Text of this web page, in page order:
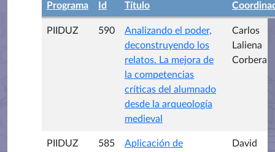
Programa Id Título
PIIDUZ 590
Analizando el poder,
deconstruyendo los
relatos. La mejora de
la competencias
críticas del alumnado
desde la arqueología
medieval
Carlos
Laliena
Corbera
PIIDUZ 585
Aplicación de
David